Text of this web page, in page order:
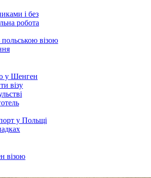
і без
робота
візою
у Шенген
візу
у Польщі
візою